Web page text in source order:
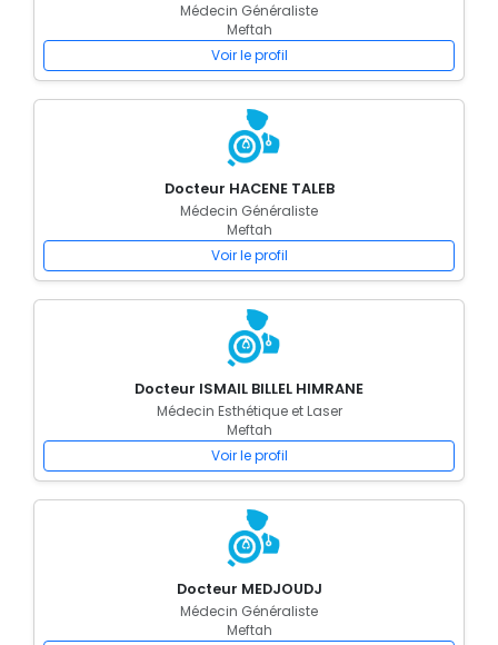
Médecin Généraliste
Meftah
Voir le profil
Docteur HACENE TALEB
Médecin Généraliste
Meftah
Voir le profil
Docteur ISMAIL BILLEL HIMRANE
Médecin Esthétique et Laser
Meftah
Voir le profil
Docteur MEDJOUDJ
Médecin Généraliste
Meftah